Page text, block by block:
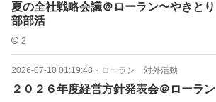
夏の全社戦略会議＠ローラン〜やきとり
部部活
2
2026-07-10 01:19:48 ・ ローラン 対外活動
２０２６年度経営方針発表会＠ローラン